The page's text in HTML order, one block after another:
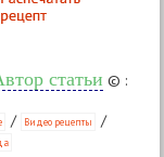
статьи © :
/ Видео рецепты /